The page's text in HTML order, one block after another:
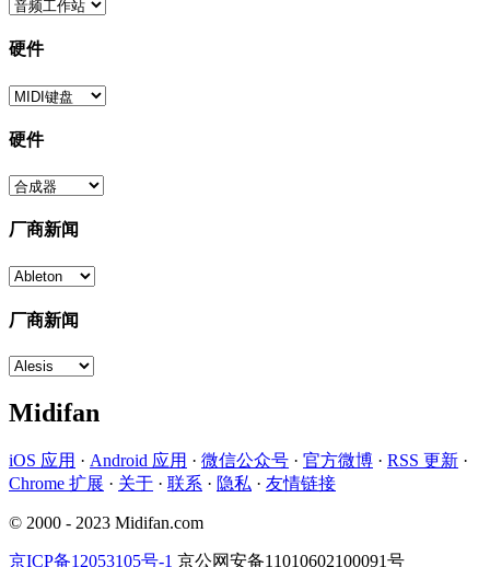
硬件
硬件
厂商新闻
厂商新闻
Midifan
iOS 应用 · Android 应用 · 微信公众号 · 官方微博 · RSS 更新 ·
Chrome 扩展 · 关于 · 联系 · 隐私 · 友情链接
© 2000 - 2023 Midifan.com
京ICP备12053105号-1 京公网安备11010602100091号